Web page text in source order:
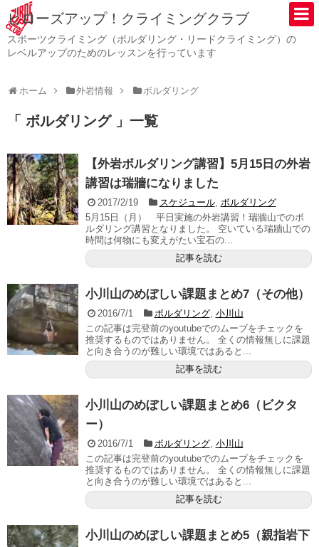
ヒローズアップ！クライミングクラブ
スポーツクライミング（ボルダリング・リードクライミング）の
レベルアップのためのレッスンを行っています
ホーム 外岩情報 ボルダリング
「 ボルダリング 」一覧
【外岩ボルダリング講習】5月15日の外岩
講習は瑞牆になりました
2017/2/19 スケジュール, ボルダリング
5月15日（月） 平日実施の外岩講習！瑞牆山でのボ
ルダリング講習となりました。 空いている瑞牆山での
時間は何物にも変えがたい宝石の...
記事を読む
小川山のめぼしい課題まとめ7（その他）
2016/7/1 ボルダリング, 小川山
この記事は完登前のyoutubeでのムーブをチェックを
推奨するものではありません。 全くの情報無しに課題
と向き合うのが難しい環境ではあると...
記事を読む
小川山のめぼしい課題まとめ6（ビクタ
ー）
2016/7/1 ボルダリング, 小川山
この記事は完登前のyoutubeでのムーブをチェックを
推奨するものではありません。 全くの情報無しに課題
と向き合うのが難しい環境ではあると...
記事を読む
小川山のめぼしい課題まとめ5（親指岩下